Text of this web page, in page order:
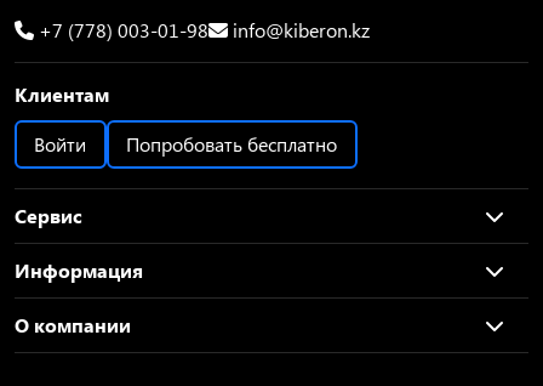
+7 (778) 003-01-98
info@kiberon.kz
Клиентам
Войти
Попробовать бесплатно
Сервис
Информация
О компании